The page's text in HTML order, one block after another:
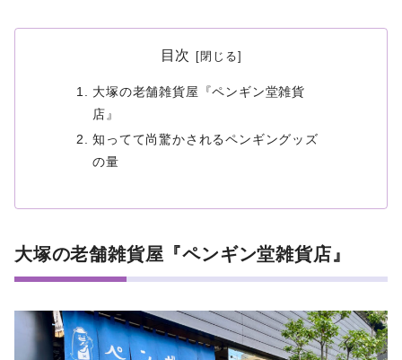
目次
大塚の老舗雑貨屋『ペンギン堂雑貨
店』
知ってて尚驚かされるペンギングッズ
の量
大塚の老舗雑貨屋『ペンギン堂雑貨店』